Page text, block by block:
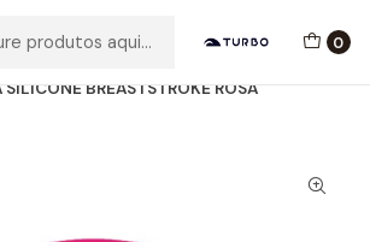
0
BREASTSTROKE ROSA